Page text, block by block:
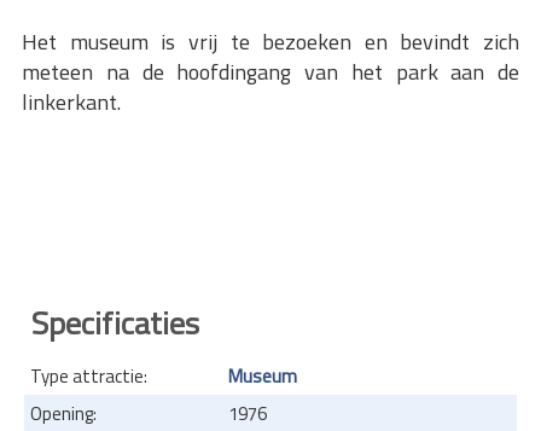
Het museum is vrij te bezoeken en bevindt zich
meteen na de hoofdingang van het park aan de
linkerkant.
Specificaties
Type attractie:
Museum
Opening:
1976